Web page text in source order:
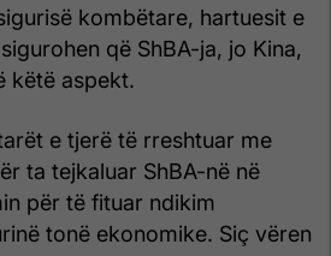
kombëtare, hartuesit e
që ShBA-ja, jo Kina,
këtë aspekt.
e tjerë të rreshtuar me
ta tejkaluar ShBA-në në
për të fituar ndikim
tonë ekonomike. Siç vëren